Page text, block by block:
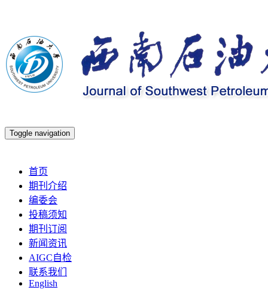
Toggle navigation
首页
期刊介绍
编委会
投稿须知
期刊订阅
新闻资讯
AIGC自检
联系我们
English